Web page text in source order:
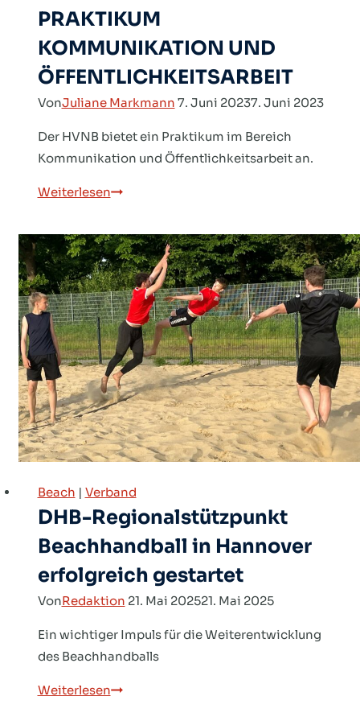
PRAKTIKUM
KOMMUNIKATION UND
ÖFFENTLICHKEIT­SARBEIT
VonJuliane Markmann 7. Juni 20237. Juni 2023
Der HVNB bietet ein Praktikum im Bereich
Kommunikation und Öffentlichkeitsarbeit an.
WeiterlesenSTELLEN­
PRAKTIKUM
KOMMUNIKATION
UND
ÖFFENTLICHKEIT­
SARBEIT
Beach | Verband
DHB-Regionalstützpunkt
Beachhandball in Hannover
erfolgreich gestartet
VonRedaktion 21. Mai 202521. Mai 2025
Ein wichtiger Impuls für die Weiterentwicklung
des Beachhandballs
WeiterlesenDHB-